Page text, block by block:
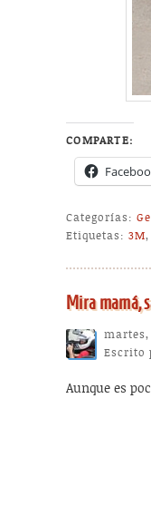
COMPARTE:
Categorías:
Etiquetas: 3M
Mira mamá,
martes,
Escrito
Aunque es